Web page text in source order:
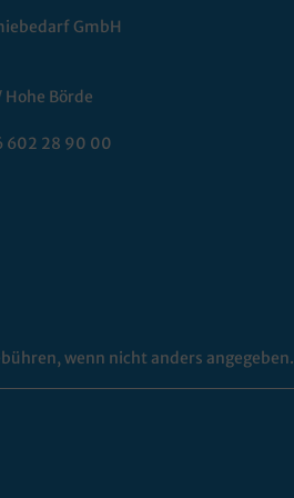
GmbH
Börde
602 28 90 00
wenn nicht anders angegeben.